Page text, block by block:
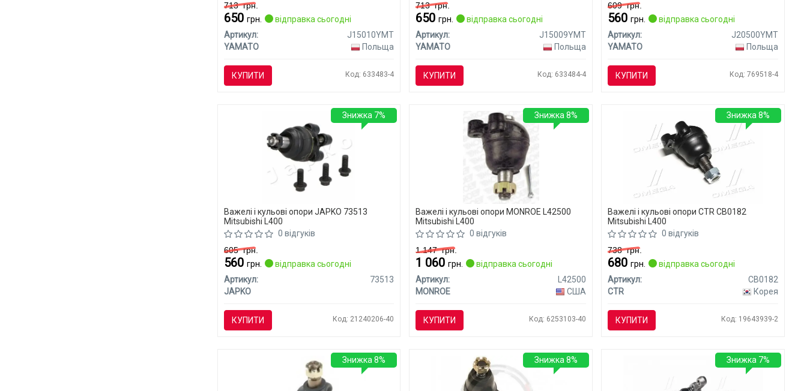
713грн.
650 грн.
відправка сьогодні
Артикул:
J15010YMT
YAMATO
Польща
КУПИТИ Код: 633483-4
713грн.
650грн.
відправка сьогодні
Артикул:
J15009YMT
YAMATO
Польща
КУПИТИ Код: 633484-4
609грн.
560грн.
відправка сьогодні
Артикул:
J20500YMT
YAMATO
Польща
КУПИТИ Код: 769518-4
Важелі і кульові опори JAPKO 73513
Mitsubishi L400
0 відгуків
605грн.
560 грн.
відправка сьогодні
Артикул:
73513
JAPKO
КУПИТИ Код: 21240206-40
Знижка 7%
Важелі і кульові опори MONROE L42500
Mitsubishi L400
0 відгуків
1 147грн.
1 060грн.
відправка сьогодні
Артикул:
L42500
MONROE
США
КУПИТИ Код: 6253103-40
Знижка 8%
Важелі і кульові опори CTR CB0182
Mitsubishi L400
0 відгуків
738грн.
680грн.
відправка сьогодні
Артикул:
CB0182
CTR
Корея
КУПИТИ Код: 19643939-2
Знижка 8%
Знижка 8% Знижка 8% Знижка 7%